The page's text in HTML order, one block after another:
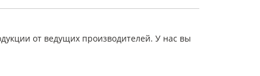
от ведущих производителей. У нас вы